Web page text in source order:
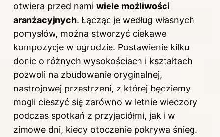
otwiera przed nami wiele możliwości
aranżacyjnych. Łącząc je według własnych
pomysłów, można stworzyć ciekawe
kompozycje w ogrodzie. Postawienie kilku
donic o różnych wysokościach i kształtach
pozwoli na zbudowanie oryginalnej,
nastrojowej przestrzeni, z której będziemy
mogli cieszyć się zarówno w letnie wieczory
podczas spotkań z przyjaciółmi, jak i w
zimowe dni, kiedy otoczenie pokrywa śnieg.